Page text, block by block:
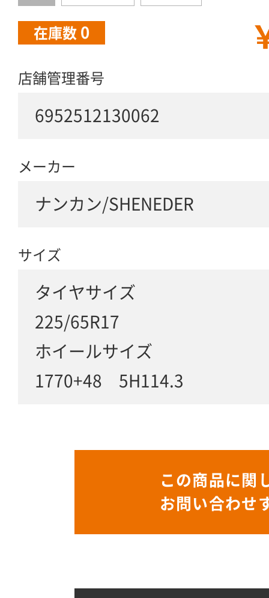
在庫数 0
店舗管理番号
6952512130062
メーカー
ナンカン/SHENEDER
サイズ
タイヤサイズ
225/65R17
ホイールサイズ
1770+48 5H114.3
この商品に関
お問い合わせ